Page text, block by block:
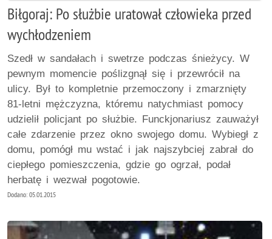
Biłgoraj: Po służbie uratował człowieka przed
wychłodzeniem
Szedł w sandałach i swetrze podczas śnieżycy. W
pewnym momencie poślizgnął się i przewrócił na
ulicy. Był to kompletnie przemoczony i zmarznięty
81-letni mężczyzna, któremu natychmiast pomocy
udzielił policjant po służbie. Funckjonariusz zauważył
całe zdarzenie przez okno swojego domu. Wybiegł z
domu, pomógł mu wstać i jak najszybciej zabrał do
ciepłego pomieszczenia, gdzie go ogrzał, podał
herbatę i wezwał pogotowie.
Dodano: 05.01.2015